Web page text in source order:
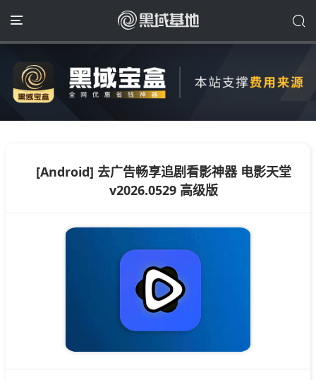
[Android] 去广告畅享追剧看影神器 电影天堂
v2026.0529 高级版